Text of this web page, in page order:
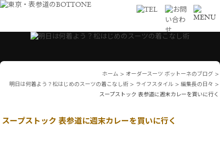
ホーム > オーダースーツ ボットーネのブログ >
明日は何着よう？松はじめのスーツの着こなし術 > ライフスタイル > 編集長の日々 >
スープストック 表参道に週末カレーを買いに行く
スープストック 表参道に週末カレーを買いに行く